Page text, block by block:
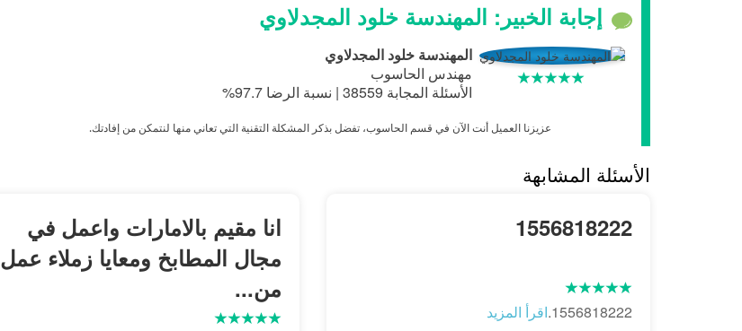
إجابة الخبير: المهندسة خلود المجدلاوي
المهندسة خلود المجدلاوي
مهندس الحاسوب
الأسئلة المجابة 38559 | نسبة الرضا 97.7%
عزيزنا العميل أنت الآن في قسم الحاسوب، تفضل بذكر المشكلة التقنية التي تعاني منها لنتمكن من إفادتك.
الأسئلة المشابهة
1556818222
1556818222. اقرأ المزيد
انا مقيم بالامارات واعمل في
مجال المطابخ ومعايا زملاء عمل
من...